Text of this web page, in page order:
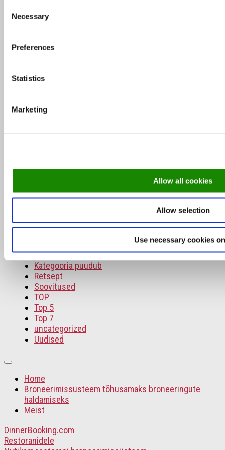
Selection
Necessary
Preferences
Statistics
Marketing
Allow all cookies
Allow selection
Use necessary cookies
MEKKi peakokk Rene Uusmees: MEKKi edu
Leib Resto ja Aed omanik Janno Lepik: oleme
lihtne ja rustikaalne
Intervjuu
Kategooria puudub
Retsept
Soovitused
TOP
Top 5
Top 7
uncategorized
Uudised
Home
Broneerimissüsteem tõhusamaks broneeringute
haldamiseks
Meist
DinnerBooking.com
Restoranidele